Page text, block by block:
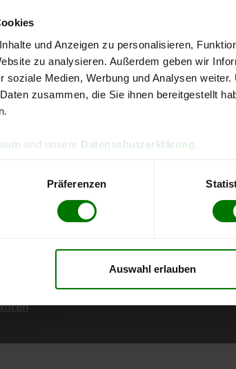
und Anzeigen zu personalisieren,
zu analysieren. Außerdem geben wir
soziale Medien, Werbung und Analysen
zusammen, die Sie ihnen bereitgestellt
und unsere Datenschutzerklärung
Präferenzen
Auswahl erlauben
kostenlose
direkt online bestellen
aktuellen Stand